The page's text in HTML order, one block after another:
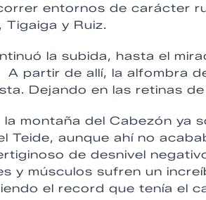
entornos de carácter
Tigaiga y Ruiz.
la subida, hasta el
A partir de allí, la alfombra
Dejando en las retinas
la montaña del Cabezón ya
Teide, aunque ahí no
de desnivel
y músculos sufren un
el record que tenía el